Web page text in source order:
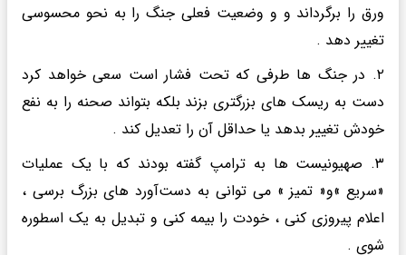
ورق را برگرداند و و وضعیت فعلی جنگ را به نحو محسوسی
تغییر دهد .
۲. در جنگ‌ ها طرفی که تحت فشار است سعی خواهد کرد
دست به ریسک های بزرگتری بزند بلکه بتواند صحنه را به نفع
خودش تغییر بدهد یا حداقل آن را تعدیل کند .
۳. صهیونیست ها به ترامپ گفته بودند که با یک عملیات
«سریع »و« تمیز » می توانی به دست‌آورد های بزرگ برسی ،
اعلام پیروزی کنی ، خودت را بیمه کنی و تبدیل به یک اسطوره
شوی .